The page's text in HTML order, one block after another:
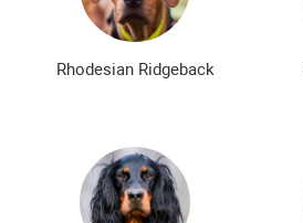
Rhodesian Ridgeback